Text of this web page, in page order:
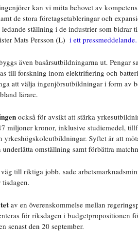
kan vi möta behovet av
de stora företagsetableringar och
ledande ställning i de industrier som bidrar
Mats Persson (L) i ett pressmeddelande.
även basårsutbildningarna ut. Pengar
till forskning inom elektrifiering och
att välja ingenjörsutbildningar i form av
lärare.
också för avsikt att stärka
miljoner kronor, inklusive studiemedel,
Syftet är att
underlätta omställning samt förbättra
till riktiga jobb, sade
av en överenskommelse mellan
för riksdagen i budgetpropositionen
senast den 20 september.